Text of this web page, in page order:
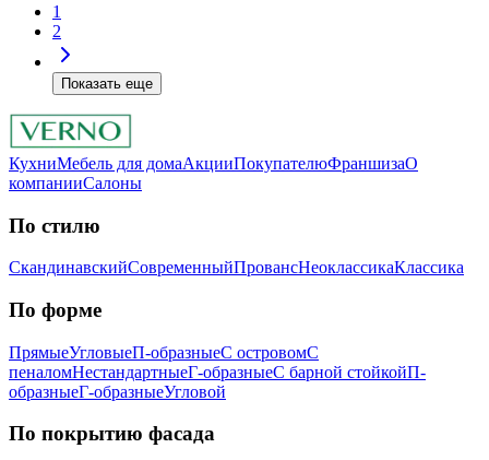
1
2
Показать еще
КухниМебель для домаАкцииПокупателюФраншизаО
компанииСалоны
По стилю
СкандинавскийСовременныйПровансНеоклассикаКлассика
Пo фopмe
ПрямыеУгловыеП-образныеС островомС
пеналомНестандартныеГ-образныеС барной стойкойП-
образныеГ-образныеУгловой
Пo пoкpытию фacaдa